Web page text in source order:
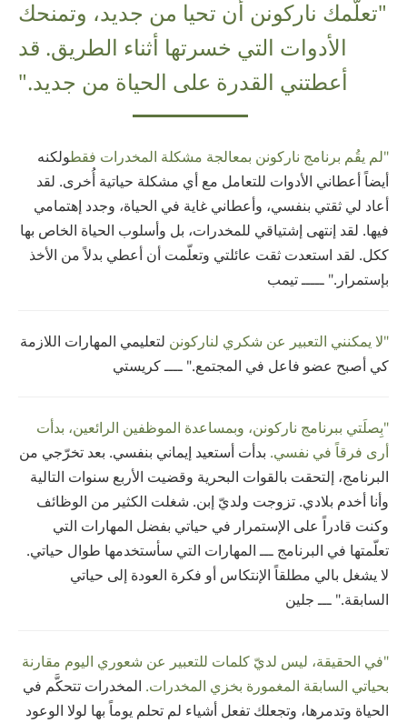
"تعلّمك ناركونن أن تحيا من جديد، وتمنحك
الأدوات التي خسرتها أثناء الطريق. قد
أعطتني القدرة على الحياة من جديد."
"لم يقُم برنامج ناركونن بمعالجة مشكلة المخدرات فقطولكنه
أيضاً أعطاني الأدوات للتعامل مع أي مشكلة حياتية أُخرى. لقد
أعاد لي ثقتي بنفسي، وأعطاني غاية في الحياة، وجدد إهتمامي
فيها. لقد إنتهى إشتياقي للمخدرات، بل وأسلوب الحياة الخاص بها
ككل. لقد استعدت ثقت عائلتي وتعلّمت أن أعطي بدلاً من الأخذ
بإستمرار." ـــــ تيمب
"لا يمكنني التعبير عن شكري لناركونن لتعليمي المهارات اللازمة
كي أصبح عضو فاعل في المجتمع." ــــ كريستي
"بِصلَتي ببرنامج ناركونن، وبمساعدة الموظفين الرائعين، بدأت
أرى فرقاً في نفسي. بدأت أستعيد إيماني بنفسي. بعد تخرّجي من
البرنامج، إلتحقت بالقوات البحرية وقضيت الأربع سنوات التالية
وأنا أخدم بلادي. تزوجت ولديّ إبن. شغلت الكثير من الوظائف
وكنت قادراً على الإستمرار في حياتي بفضل المهارات التي
تعلّمتها في البرنامج ـــ المهارات التي سأستخدمها طوال حياتي.
لا يشغل بالي مطلقاً الإنتكاس أو فكرة العودة إلى حياتي
السابقة." ـــ جلين
"في الحقيقة، ليس لديّ كلمات للتعبير عن شعوري اليوم مقارنة
بحياتي السابقة المغمورة بخزي المخدرات. المخدرات تتحكَّم في
الحياة وتدمرها، وتجعلك تفعل أشياء لم تحلم يوماً بها لولا الوعود